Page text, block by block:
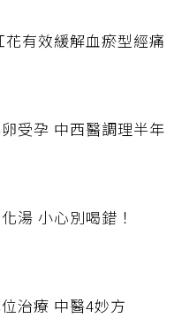
有效緩解血瘀型經痛
醫調理半年
湯 小心別喝錯！
治療 中醫4妙方